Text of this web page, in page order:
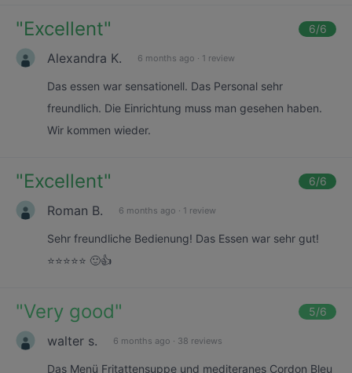
"Excellent" 6/6
Alexandra K. 6 months ago · 1 review
Das essen war sensationell. Das Personal sehr
freundlich. Die Einrichtung muss man gesehen haben.
Wir kommen wieder.
"Excellent" 6/6
Roman B. 6 months ago · 1 review
Sehr freundliche Bedienung! Das Essen war sehr gut!
⭐️⭐️⭐️⭐️⭐️ 🙂👍
"Very good" 5/6
walter s. 6 months ago · 38 reviews
Das Menü Fritattensuppe und mediteranes Cordon Bleu